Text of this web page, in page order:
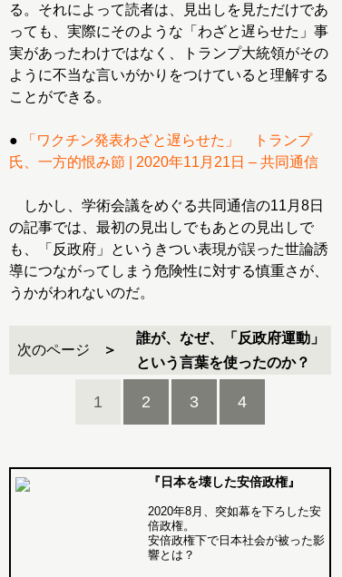
る。それによって読者は、見出しを見ただけであ
っても、実際にそのような「わざと遅らせた」事
実があったわけではなく、トランプ大統領がその
ように不当な言いがかりをつけていると理解する
ことができる。
●
「ワクチン発表わざと遅らせた」 トランプ
氏、一方的恨み節 | 2020年11月21日 – 共同通信
しかし、学術会議をめぐる共同通信の11月8日
の記事では、最初の見出しでもあとの見出しで
も、「反政府」というきつい表現が誤った世論誘
導につながってしまう危険性に対する慎重さが、
うかがわれないのだ。
次のページ
誰が、なぜ、「反政府運動」
という言葉を使ったのか？
1 2 3 4
『日本を壊した安倍政権』
2020年8月、突如幕を下ろした安
倍政権。
安倍政権下で日本社会が被った影
響とは？